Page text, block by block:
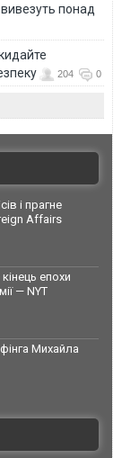
понад
204 0
і прагне
Affairs
епохи
— NYT
Михайла